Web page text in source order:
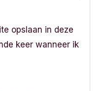
opslaan in deze
keer wanneer ik